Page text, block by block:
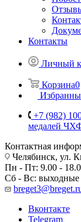
Контакты
Личный
Корзина0
+7 (982)
медалей
Контактная
Челябинск, ул.
Пн - Пт: 9.00 -
Сб - Вс: выходные
Вконтакте
Telegram